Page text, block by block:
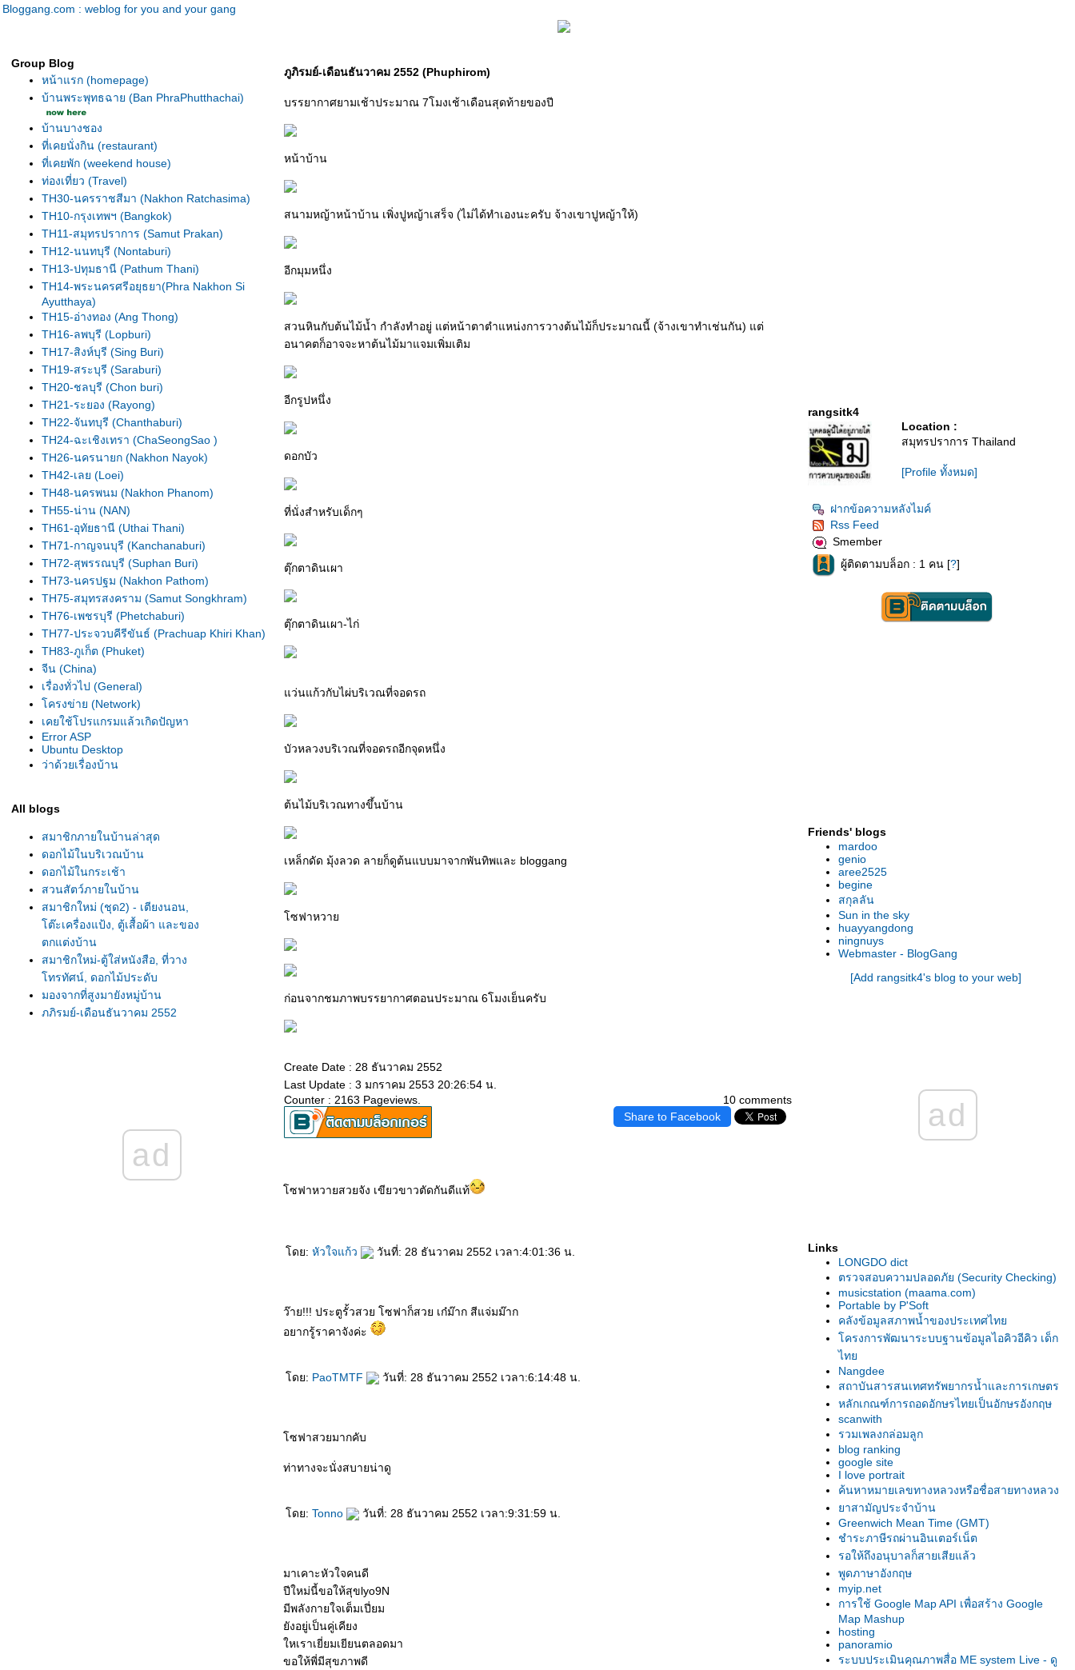
Bloggang.com : weblog for you and your gang
Group Blog
หน้าแรก (homepage)
บ้านพระพุทธฉาย (Ban PhraPhutthachai)
บ้านบางชอง
ที่เคยนั่งกิน (restaurant)
ที่เคยพัก (weekend house)
ท่องเที่ยว (Travel)
TH30-นครราชสีมา (Nakhon Ratchasima)
TH10-กรุงเทพฯ (Bangkok)
TH11-สมุทรปราการ (Samut Prakan)
TH12-นนทบุรี (Nontaburi)
TH13-ปทุมธานี (Pathum Thani)
TH14-พระนครศรีอยุธยา(Phra Nakhon Si
Ayutthaya)
TH15-อ่างทอง (Ang Thong)
TH16-ลพบุรี (Lopburi)
TH17-สิงห์บุรี (Sing Buri)
TH19-สระบุรี (Saraburi)
TH20-ชลบุรี (Chon buri)
TH21-ระยอง (Rayong)
TH22-จันทบุรี (Chanthaburi)
TH24-ฉะเชิงเทรา (ChaSeongSao )
TH26-นครนายก (Nakhon Nayok)
TH42-เลย (Loei)
TH48-นครพนม (Nakhon Phanom)
TH55-น่าน (NAN)
TH61-อุทัยธานี (Uthai Thani)
TH71-กาญจนบุรี (Kanchanaburi)
TH72-สุพรรณบุรี (Suphan Buri)
TH73-นครปฐม (Nakhon Pathom)
TH75-สมุทรสงคราม (Samut Songkhram)
TH76-เพชรบุรี (Phetchaburi)
TH77-ประจวบคีรีขันธ์ (Prachuap Khiri Khan)
TH83-ภูเก็ต (Phuket)
จีน (China)
เรื่องทั่วไป (General)
ครงข่าย (Network)
เคยใช้โปรแกรมแล้วเกิดปัญหา
Error ASP
Ubuntu Desktop
ว่าด้วยเรื่องบ้าน
All blogs
สมาชิกภายในบ้านล่าสุด
ดอกไม้ในบริเวณบ้าน
ดอกไม้ในกระเช้า
สวนสัตว์ภายในบ้าน
สมาชิกใหม่ (ชุด2) - เตียงนอน,
ต๊ะเครื่องแป้ง, ตู้เสื้อผ้า และของ
ตกแต่งบ้าน
สมาชิกใหม่-ตู้ใส่หนังสือ, ที่วาง
ทรทัศน์, ดอกไม้ประดับ
มองจากที่สูงมายังหมู่บ้าน
ภูภิรมย์-เดือนธันวาคม 2552
ภูภิรมย์-เดือนสิงหาคม 2552
ภูภิรมย์-เดือนกรกฎาคม 2552
ad
ภูภิรมย์-เดือนธันวาคม 2552 (Phuphirom)
บรรยากาศยามเช้าประมาณ 7โมงเช้าเดือนสุดท้ายของปี
หน้าบ้าน
สนามหญ้าหน้าบ้าน เพิ่งปูหญ้าเสร็จ (ไม่ได้ทำเองนะครับ จ้างเขาปูหญ้าให้)
อีกมุมหนึ่ง
สวนหินกับต้นไม้น้ำ กำลังทำอยู่ แต่หน้าตาตำแหน่งการวางต้นไม้ก็ประมาณนี้ (จ้างเขาทำเช่นกัน) แต่
อนาคตก็อาจจะหาต้นไม้มาแจมเพิ่มเติม
อีกรูปหนึ่ง
ดอกบัว
ที่นั่งสำหรับเด็กๆ
ตุ๊กตาดินเผา
ตุ๊กตาดินเผา-ไก่
ว่นแก้วกับไผ่บริเวณที่จอดรถ
บัวหลวงบริเวณที่จอดรถอีกจุดหนึ่ง
ต้นไม้บริเวณทางขึ้นบ้าน
เหล็กดัด มุ้งลวด ลายก็ดูต้นแบบมาจากพันทิพและ bloggang
ซฟาหวา
ก่อนจากชมภาพบรรยากาศตอนประมาณ 6โมงเย็นครับ
Create Date : 28 ธันวาคม 2552
Last Update : 3 มกราคม 2553 20:26:54 น.
10 comments
Counter : 2163 Pageviews.
Share to Facebook
ซฟาหวายสวยจัง เขียวขาวตัดกันดีแท้
ดย: หัวใจแก้ว วันที่: 28 ธันวาคม 2552 เวลา:4:01:36 น.
ว๊าย!!! ประตูรั้วสวย โซฟาก็สวย เก๋ม๊าก สีแจ่มม๊าก
อยากรู้ราคาจังค่ะ
ดย: PaoTMTF วันที่: 28 ธันวาคม 2552 เวลา:6:14:48 น.
ซฟาสวยมากคับ
ท่าทางจะนั่งสบายน่าดู
ดย: Tonno วันที่: 28 ธันวาคม 2552 เวลา:9:31:59 น.
มาเคาะหัวใจคนดี
ปีใหม่นี้ขอให้สุขlyo9N
มีพลังกายใจเต็มเปี่ยม
ังอยู่เป็นคู่เคียง
หเราเยี่ยมเยียนตลอดมา
ขอให้พี่มีสุขภาพดี
rangsitk4
Location :
สมุทรปราการ Thailand
[Profile ทั้งหมด]
ฝากข้อความหลังไมค์
Rss Feed
Smember
ผู้ติดตามบล็อก : 1 คน [?]
Friends' blogs
mardoo
genio
aree2525
begine
สกุลลัน
Sun in the sky
huayyangdong
ningnuys
Webmaster - BlogGang
[Add rangsitk4's blog to your web]
ad
Links
LONGDO dict
ตรวจสอบความปลอดภัย (Security Checking)
musicstation (maama.com)
Portable by P'Soft
คลังข้อมูลสภาพน้ำของประเทศไท
ครงการพัฒนาระบบฐานข้อมูลไอคิวอีคิว เด็ก
ไท
Nangdee
สถาบันสารสนเทศทรัพยากรน้ำและการเกษตร
หลักเกณฑ์การถอดอักษรไทยเป็นอักษรอังกฤษ
scanwith
รวมเพลงกล่อมลูก
blog ranking
google site
I love portrait
ค้นหาหมายเลขทางหลวงหรือชื่อสายทางหลวง
าสามัญประจำบ้าน
Greenwich Mean Time (GMT)
ชำระภาษีรถผ่านอินเตอร์เน็ต
รอให้ถึงอนุบาลก็สายเสียแล้ว
พูดภาษาอังกฤษ
myip.net
การใช้ Google Map API เพื่อสร้าง Google
Map Mashup
hosting
panoramio
ระบบประเมินคุณภาพสื่อ ME system Live - ดู